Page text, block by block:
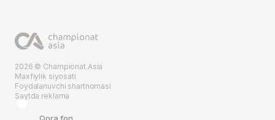
2026 © Championat.Asia
Maxfiylik siyosati
Foydalanuvchi shartnomasi
Saytda reklama